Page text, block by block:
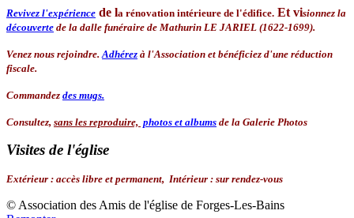
Revivez l'expérience de la rénovation intérieure de l'édifice. Et visionnez la
découverte de la dalle funéraire de Mathurin LE JARIEL (1622-1699).
Venez nous rejoindre. Adhérez à l'Association et bénéficiez d'une réduction
fiscale.
Commandez des mugs.
Consultez, sans les reproduire, photos et albums de la Galerie Photos
Visites de l'église
Extérieur : accès libre et permanent, Intérieur : sur rendez-vous
© Association des Amis de l'église de Forges-Les-Bains